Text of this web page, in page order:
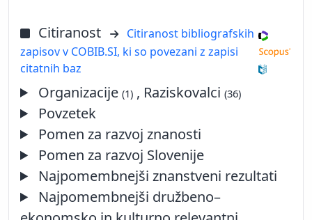
Citiranost
Citiranost bibliografskih
zapisov v COBIB.SI, ki so povezani z zapisi
citatnih baz
Organizacije(1) , Raziskovalci(36)
Povzetek
Pomen za razvoj znanosti
Pomen za razvoj Slovenije
Najpomembnejši znanstveni rezultati
Najpomembnejši družbeno–